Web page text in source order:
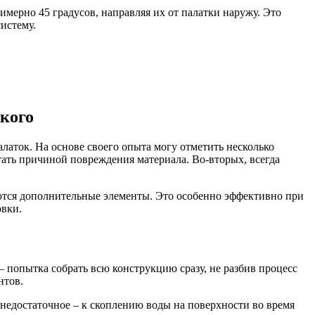
45 градусов, направляя их от палатки наружу. Это
На основе своего опыта могу отметить несколько
причиной повреждения материала. Во-вторых, всегда
дополнительные элементы. Это особенно эффективно при
собрать всю конструкцию сразу, не разбив процесс
– к скоплению воды на поверхности во время